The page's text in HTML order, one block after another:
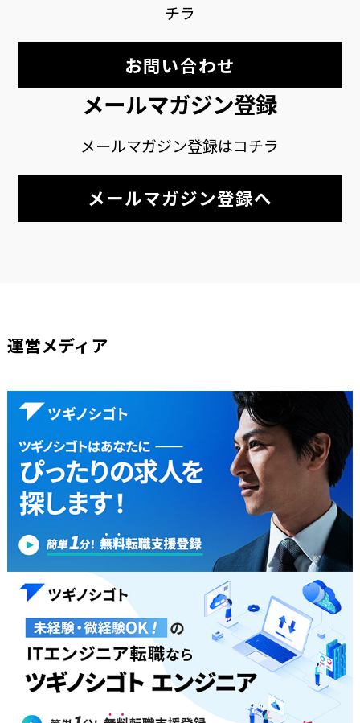
チラ
お問い合わせ
メールマガジン登録
メールマガジン登録はコチラ
メールマガジン登録へ
運営メディア